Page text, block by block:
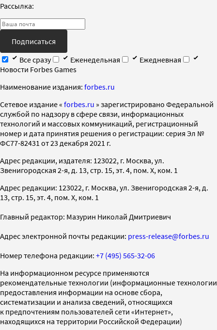
Рассылка:
Подписаться
Все сразу
Еженедельная
Ежедневная
Новости Forbes Games
Наименование издания: forbes.ru
Cетевое издание « forbes.ru » зарегистрировано Федеральной
службой по надзору в сфере связи, информационных
технологий и массовых коммуникаций, регистрационный
номер и дата принятия решения о регистрации: серия Эл №
ФС77-82431 от 23 декабря 2021 г.
Адрес редакции, издателя: 123022, г. Москва, ул.
Звенигородская 2-я, д. 13, стр. 15, эт. 4, пом. X, ком. 1
Адрес редакции: 123022, г. Москва, ул. Звенигородская 2-я, д.
13, стр. 15, эт. 4, пом. X, ком. 1
Главный редактор: Мазурин Николай Дмитриевич
Адрес электронной почты редакции: press-release@forbes.ru
Номер телефона редакции: +7 (495) 565-32-06
На информационном ресурсе применяются
рекомендательные технологии (информационные технологии
предоставления информации на основе сбора,
систематизации и анализа сведений, относящихся
к предпочтениям пользователей сети «Интернет»,
находящихся на территории Российской Федерации)